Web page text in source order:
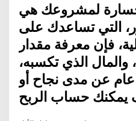
لمشروعك هي
التي تساعدك على
فإن معرفة مقدار
الذي تكسبه،
عام عن مدى نجاح أو
حساب الربح